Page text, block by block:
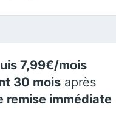
7,99€/mois
30 mois après
remise immédiate